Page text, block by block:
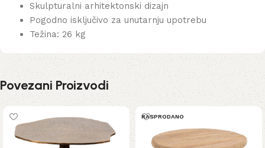
Skulpturalni arhitektonski dizajn
Pogodno isključivo za unutarnju upotrebu
Težina: 26 kg
Povezani Proizvodi
RASPRODANO